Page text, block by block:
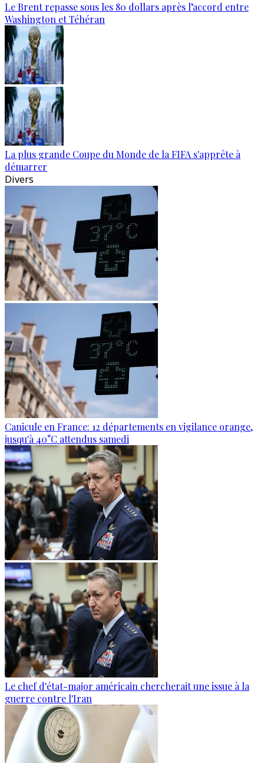
Le Brent repasse sous les 80 dollars après l’accord entre
Washington et Téhéran
La plus grande Coupe du Monde de la FIFA s'apprête à
démarrer
Divers
Canicule en France: 12 départements en vigilance orange,
jusqu'à 40°C attendus samedi
Le chef d'état-major américain chercherait une issue à la
guerre contre l'Iran